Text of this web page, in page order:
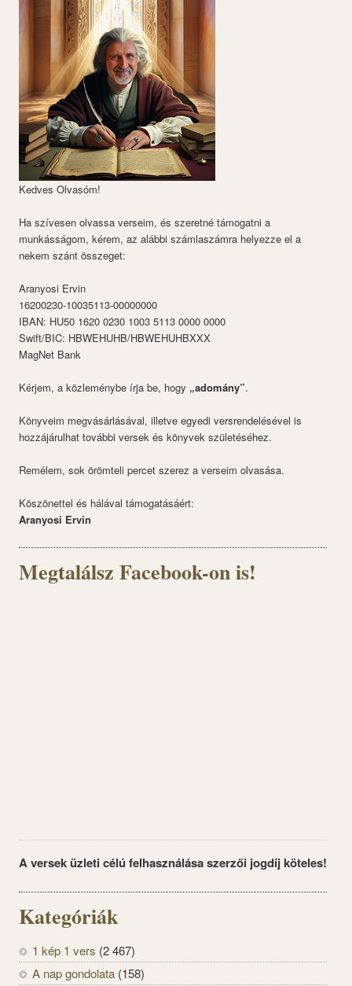
Kedves Olvasóm!
Ha szívesen olvassa verseim, és szeretné támogatni a
munkásságom, kérem, az alábbi számlaszámra helyezze el a
nekem szánt összeget:
Aranyosi Ervin
16200230-10035113-00000000
IBAN: HU50 1620 0230 1003 5113 0000 0000
Swift/BIC: HBWEHUHB/HBWEHUHBXXX
MagNet Bank
Kérjem, a közleménybe írja be, hogy „adomány”.
Könyveim megvásárlásával, illetve egyedi versrendelésével is
hozzájárulhat további versek és könyvek születéséhez.
Remélem, sok örömteli percet szerez a verseim olvasása.
Köszönettel és hálával támogatásáért:
Aranyosi Ervin
Megtalálsz Facebook-on is!
A versek üzleti célú felhasználása szerzői jogdíj köteles!
Kategóriák
1 kép 1 vers (2 467)
A nap gondolata (158)